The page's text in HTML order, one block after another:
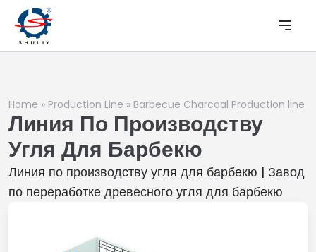
Home » Production Line » Barbecue Charcoal Production line
Линия По Производству
Угля Для Барбекю
Линия по производству угля для барбекю | Завод
по переработке древесного угля для барбекю